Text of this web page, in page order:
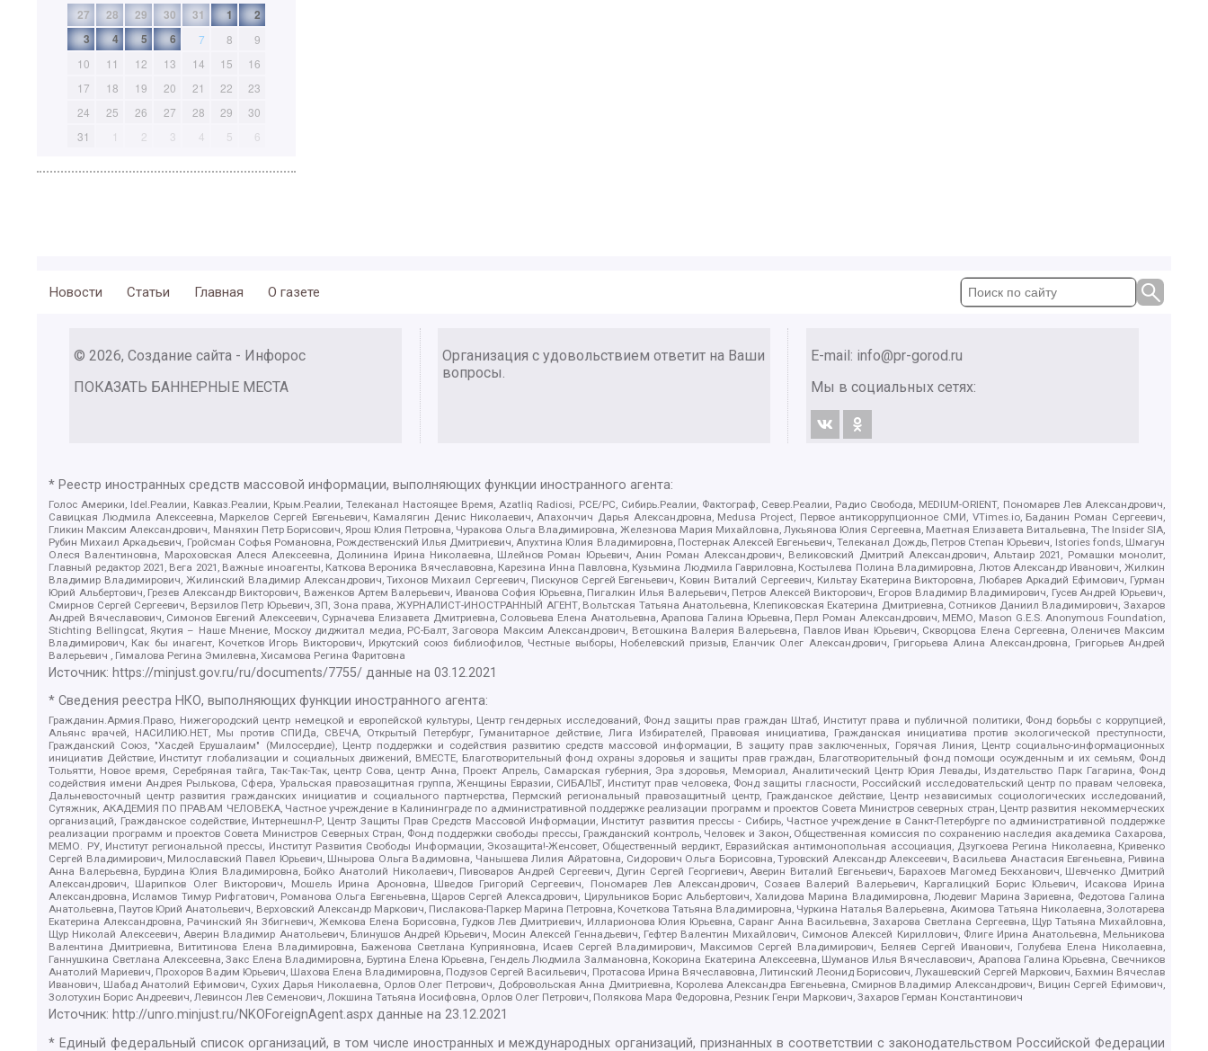
27
28 29 30 31 1
2
3
4 5 6 7 8
9
10
11 12 13 14 15
16
17
18 19 20 21 22
23
24
25 26 27 28 29
30
31
1 2 3 4 5 6
Новости Статьи Главная О газете
© 2026, Создание сайта - Инфорос
ПОКАЗАТЬ БАННЕРНЫЕ МЕСТА
Организация с удовольствием ответит на Ваши
вопросы.
E-mail: info@pr-gorod.ru
Мы в социальных сетях:
* Реестр иностранных средств массовой информации, выполняющих функции иностранного агента:
Голос Америки, Idel.Реалии, Кавказ.Реалии, Крым.Реалии, Телеканал Настоящее Время, Azatliq Radiosi, PCE/PC, Сибирь.Реалии, Фактограф, Север.Реалии, Радио Свобода, MEDIUM-ORIENT, Пономарев Лев Александрович,
Савицкая Людмила Алексеевна, Маркелов Сергей Евгеньевич, Камалягин Денис Николаевич, Апахончич Дарья Александровна, Medusa Project, Первое антикоррупционное СМИ, VTimes.io, Баданин Роман Сергеевич,
Гликин Максим Александрович, Маняхин Петр Борисович, Ярош Юлия Петровна, Чуракова Ольга Владимировна, Железнова Мария Михайловна, Лукьянова Юлия Сергеевна, Маетная Елизавета Витальевна, The Insider SIA,
Рубин Михаил Аркадьевич, Гройсман Софья Романовна, Рождественский Илья Дмитриевич, Апухтина Юлия Владимировна, Постернак Алексей Евгеньевич, Телеканал Дождь, Петров Степан Юрьевич, Istories fonds, Шмагун
Олеся Валентиновна, Мароховская Алеся Алексеевна, Долинина Ирина Николаевна, Шлейнов Роман Юрьевич, Анин Роман Александрович, Великовский Дмитрий Александрович, Альтаир 2021, Ромашки монолит,
Главный редактор 2021, Вега 2021, Важные иноагенты, Каткова Вероника Вячеславовна, Карезина Инна Павловна, Кузьмина Людмила Гавриловна, Костылева Полина Владимировна, Лютов Александр Иванович, Жилкин
Владимир Владимирович, Жилинский Владимир Александрович, Тихонов Михаил Сергеевич, Пискунов Сергей Евгеньевич, Ковин Виталий Сергеевич, Кильтау Екатерина Викторовна, Любарев Аркадий Ефимович, Гурман
Юрий Альбертович, Грезев Александр Викторович, Важенков Артем Валерьевич, Иванова София Юрьевна, Пигалкин Илья Валерьевич, Петров Алексей Викторович, Егоров Владимир Владимирович, Гусев Андрей Юрьевич,
Смирнов Сергей Сергеевич, Верзилов Петр Юрьевич, ЗП, Зона права, ЖУРНАЛИСТ-ИНОСТРАННЫЙ АГЕНТ, Вольтская Татьяна Анатольевна, Клепиковская Екатерина Дмитриевна, Сотников Даниил Владимирович, Захаров
Андрей Вячеславович, Симонов Евгений Алексеевич, Сурначева Елизавета Дмитриевна, Соловьева Елена Анатольевна, Арапова Галина Юрьевна, Перл Роман Александрович, МЕМО, Mason G.E.S. Anonymous Foundation,
Stichting Bellingcat, Якутия – Наше Мнение, Москоу диджитал медиа, РС-Балт, Заговора Максим Александрович, Ветошкина Валерия Валерьевна, Павлов Иван Юрьевич, Скворцова Елена Сергеевна, Оленичев Максим
Владимирович, Как бы инагент, Кочетков Игорь Викторович, Иркутский союз библиофилов, Честные выборы, Нобелевский призыв, Еланчик Олег Александрович, Григорьева Алина Александровна, Григорьев Андрей
Валерьевич , Гималова Регина Эмилевна, Хисамова Регина Фаритовна
Источник: https://minjust.gov.ru/ru/documents/7755/ данные на03.12.2021
* Сведения реестра НКО, выполняющих функции иностранного агента:
Гражданин.Армия.Право, Нижегородский центр немецкой и европейской культуры, Центр гендерных исследований, Фонд защиты прав граждан Штаб, Институт права и публичной политики, Фонд борьбы с коррупцией,
Альянс врачей, НАСИЛИЮ.НЕТ, Мы против СПИДа, СВЕЧА, Открытый Петербург, Гуманитарное действие, Лига Избирателей, Правовая инициатива, Гражданская инициатива против экологической преступности,
Гражданский Союз, "Хасдей Ерушалаим" (Милосердие), Центр поддержки и содействия развитию средств массовой информации, В защиту прав заключенных, Горячая Линия, Центр социально-информационных
инициатив Действие, Институт глобализации и социальных движений, ВМЕСТЕ, Благотворительный фонд охраны здоровья и защиты прав граждан, Благотворительный фонд помощи осужденным и их семьям, Фонд
Тольятти, Новое время, Серебряная тайга, Так-Так-Так, центр Сова, центр Анна, Проект Апрель, Самарская губерния, Эра здоровья, Мемориал, Аналитический Центр Юрия Левады, Издательство Парк Гагарина, Фонд
содействия имени Андрея Рылькова, Сфера, Уральская правозащитная группа, Женщины Евразии, СИБАЛЬТ, Институт прав человека, Фонд защиты гласности, Российский исследовательский центр по правам человека,
Дальневосточный центр развития гражданских инициатив и социального партнерства, Пермский региональный правозащитный центр, Гражданское действие, Центр независимых социологических исследований,
Сутяжник, АКАДЕМИЯ ПО ПРАВАМ ЧЕЛОВЕКА, Частное учреждение в Калининграде по административной поддержке реализации программ и проектов Совета Министров северных стран, Центр развития некоммерческих
организаций, Гражданское содействие, Интернешнл-Р, Центр Защиты Прав Средств Массовой Информации, Институт развития прессы - Сибирь, Частное учреждение в Санкт-Петербурге по административной поддержке
реализации программ и проектов Совета Министров Северных Стран, Фонд поддержки свободы прессы, Гражданский контроль, Человек и Закон, Общественная комиссия по сохранению наследия академика Сахарова,
МЕМО. РУ, Институт региональной прессы, Институт Развития Свободы Информации, Экозащита!-Женсовет, Общественный вердикт, Евразийская антимонопольная ассоциация, Дзугкоева Регина Николаевна, Кривенко
Сергей Владимирович, Милославский Павел Юрьевич, Шнырова Ольга Вадимовна, Чанышева Лилия Айратовна, Сидорович Ольга Борисовна, Туровский Александр Алексеевич, Васильева Анастасия Евгеньевна, Ривина
Анна Валерьевна, Бурдина Юлия Владимировна, Бойко Анатолий Николаевич, Пивоваров Андрей Сергеевич, Дугин Сергей Георгиевич, Аверин Виталий Евгеньевич, Барахоев Магомед Бекханович, Шевченко Дмитрий
Александрович, Шарипков Олег Викторович, Мошель Ирина Ароновна, Шведов Григорий Сергеевич, Пономарев Лев Александрович, Созаев Валерий Валерьевич, Каргалицкий Борис Юльевич, Исакова Ирина
Александровна, Исламов Тимур Рифгатович, Романова Ольга Евгеньевна, Щаров Сергей Алексадрович, Цирульников Борис Альбертович, Халидова Марина Владимировна, Людевиг Марина Зариевна, Федотова Галина
Анатольевна, Паутов Юрий Анатольевич, Верховский Александр Маркович, Пислакова-Паркер Марина Петровна, Кочеткова Татьяна Владимировна, Чуркина Наталья Валерьевна, Акимова Татьяна Николаевна, Золотарева
Екатерина Александровна, Рачинский Ян Збигневич, Жемкова Елена Борисовна, Гудков Лев Дмитриевич, Илларионова Юлия Юрьевна, Саранг Анна Васильевна, Захарова Светлана Сергеевна, Щур Татьяна Михайловна,
Щур Николай Алексеевич, Аверин Владимир Анатольевич, Блинушов Андрей Юрьевич, Мосин Алексей Геннадьевич, Гефтер Валентин Михайлович, Симонов Алексей Кириллович, Флиге Ирина Анатольевна, Мельникова
Валентина Дмитриевна, Вититинова Елена Владимировна, Баженова Светлана Куприяновна, Исаев Сергей Владимирович, Максимов Сергей Владимирович, Беляев Сергей Иванович, Голубева Елена Николаевна,
Ганнушкина Светлана Алексеевна, Закс Елена Владимировна, Буртина Елена Юрьевна, Гендель Людмила Залмановна, Кокорина Екатерина Алексеевна, Шуманов Илья Вячеславович, Арапова Галина Юрьевна, Свечников
Анатолий Мариевич, Прохоров Вадим Юрьевич, Шахова Елена Владимировна, Подузов Сергей Васильевич, Протасова Ирина Вячеславовна, Литинский Леонид Борисович, Лукашевский Сергей Маркович, Бахмин Вячеслав
Иванович, Шабад Анатолий Ефимович, Сухих Дарья Николаевна, Орлов Олег Петрович, Добровольская Анна Дмитриевна, Королева Александра Евгеньевна, Смирнов Владимир Александрович, Вицин Сергей Ефимович,
Золотухин Борис Андреевич, Левинсон Лев Семенович, Локшина Татьяна Иосифовна, Орлов Олег Петрович, Полякова Мара Федоровна, Резник Генри Маркович, Захаров Герман Константинович
Источник: http://unro.minjust.ru/NKOForeignAgent.aspx данные на23.12.2021
* Единый федеральный список организаций, в том числе иностранных и международных организаций, признанных в соответствии с законодательством Российской Федерации